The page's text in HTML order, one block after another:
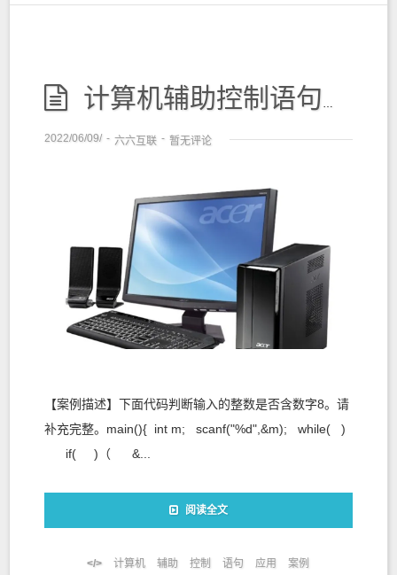
计算机辅助控制语句应用案例
2022/06/09/ - 六六互联 - 暂无评论
【案例描述】下面代码判断输入的整数是否含数字8。请
补充完整。main(){ int m; scanf("%d",&m); while( )
if( )（ &...
阅读全文
计算机 辅助 控制 语句 应用 案例